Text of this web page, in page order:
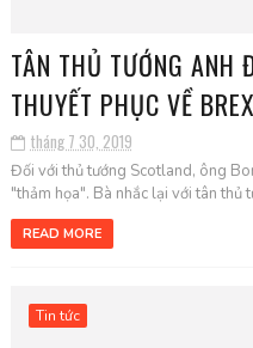
TÂN THỦ TƯỚNG ANH
THUYẾT PHỤC VỀ
tháng 7 30, 2019
Đối với thủ tướng Scotland, ông
"thảm họa". Bà nhắc lại với tân thủ
READ MORE
Tin tức